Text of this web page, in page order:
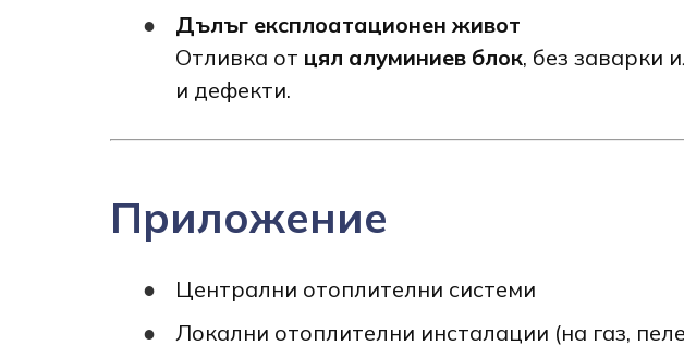
Дълъг експлоатационен живот
Отливка от цял алуминиев блок, без заварки
и дефекти.
Приложение
Централни отоплителни системи
Локални отоплителни инсталации (на газ,